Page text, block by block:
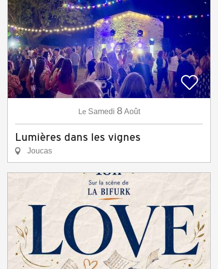
Le Samedi 8 Août
Lumières dans les vignes
Joucas